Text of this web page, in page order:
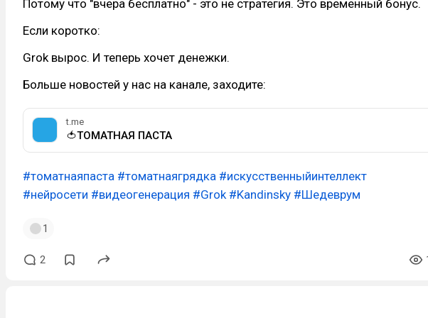
Потому что "вчера бесплатно" - это не стратегия. Это временный бонус.
Если коротко:
Grok вырос. И теперь хочет денежки.
Больше новостей у нас на канале, заходите:
t.me
🍅ТОМАТНАЯ ПАСТА
#томатнаяпаста #томатнаягрядка #искусственныйинтеллект
#нейросети #видеогенерация #Grok #Kandinsky #Шедеврум
1
2